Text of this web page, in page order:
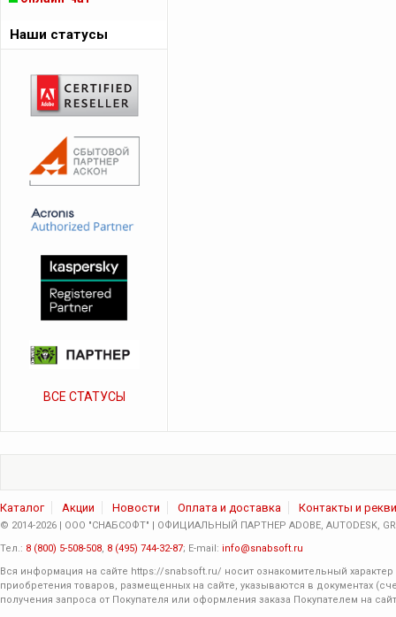
Наши статусы
ВСЕ СТАТУСЫ
Каталог Акции Новости Оплата и доставка Контакты и
© 2014-2026 | ООО "СНАБСОФТ" | ОФИЦИАЛЬНЫЙ ПАРТНЕР ADOBE, AUTODESK,
Тел.: 8 (800) 5-508-508, 8 (495) 744-32-87; E-mail: info@snabsoft.ru
Вся информация на сайте https://snabsoft.ru/ носит ознакомительный
приобретения товаров, размещенных на сайте, указываются в документах
получения запроса от Покупателя или оформления заказа Покупателем на